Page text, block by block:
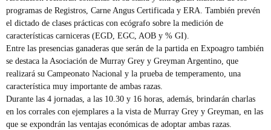
programas de Registros, Carne Angus Certificada y ERA. También prevén
el dictado de clases prácticas con ecógrafo sobre la medición de
características carniceras (EGD, EGC, AOB y % GI).
Entre las presencias ganaderas que serán de la partida en Expoagro también
se destaca la Asociación de Murray Grey y Greyman Argentino, que
realizará su Campeonato Nacional y la prueba de temperamento, una
característica muy importante de ambas razas.
Durante las 4 jornadas, a las 10.30 y 16 horas, además, brindarán charlas
en los corrales con ejemplares a la vista de Murray Grey y Greyman, en las
que se expondrán las ventajas económicas de adoptar ambas razas.